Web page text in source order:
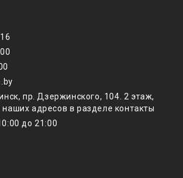
пр. Дзержинского, 104. 2 этаж,
адресов в разделе контакты
до 21:00